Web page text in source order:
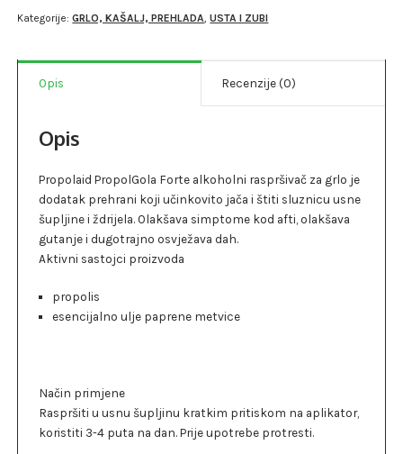
Kategorije:GRLO, KAŠALJ, PREHLADA,USTA I ZUBI
Opis Recenzije (0)
Opis
Propolaid PropolGola Forte alkoholni raspršivač za grlo je
dodatak prehrani koji učinkovito jača i štiti sluznicu usne
šupljine i ždrijela. Olakšava simptome kod afti, olakšava
gutanje i dugotrajno osvježava dah.
Aktivni sastojci proizvoda
propolis
esencijalno ulje paprene metvice
Način primjene
Raspršiti u usnu šupljinu kratkim pritiskom na aplikator,
koristiti 3-4 puta na dan. Prije upotrebe protresti.